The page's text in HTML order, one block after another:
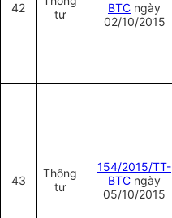
42
tư
BTC ngày
02/10/2015
43
Thông
tư
154/2015/TT-
BTC ngày
05/10/2015